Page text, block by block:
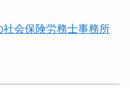
社会保険労務士事務所